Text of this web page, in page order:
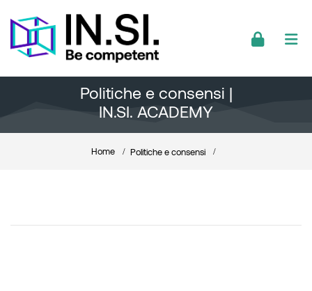
Politiche e consensi |
IN.SI. ACADEMY
Home Politiche e consensi